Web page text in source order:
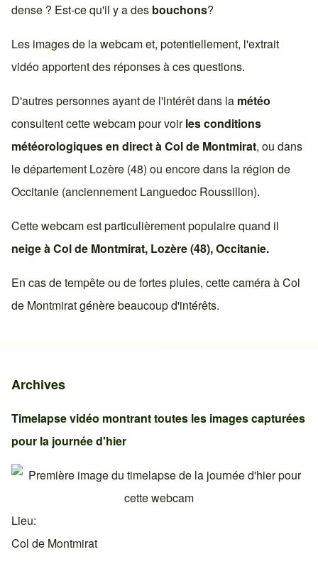
dense ? Est-ce qu'il y a des bouchons?
Les images de la webcam et, potentiellement, l'extrait
vidéo apportent des réponses à ces questions.
D'autres personnes ayant de l'intérêt dans la météo
consultent cette webcam pour voirles conditions
météorologiques en direct àCol de Montmirat, ou dans
le département Lozère (48) ou encore dans la région de
Occitanie (anciennement Languedoc Roussillon).
Cette webcam est particulièrement populaire quand il
neige àCol de Montmirat, Lozère (48),Occitanie.
En cas de tempête ou de fortes pluies, cette caméra àCol
de Montmiratgénère beaucoup d'intérêts.
Archives
Timelapse vidéo montrant toutes les images capturées
pour la journée d'hier
Lieu
Col de Montmirat